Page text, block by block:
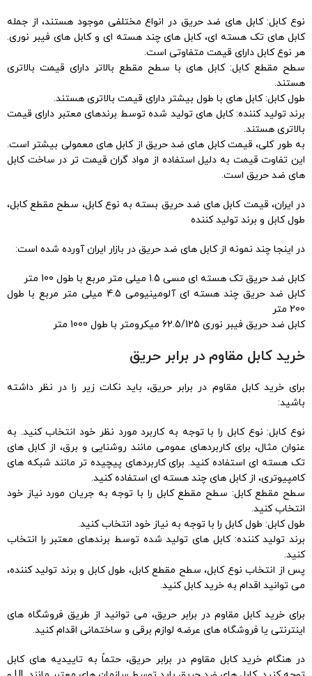
نوع کابل: کابل های ضد حریق در انواع مختلفی موجود هستند، از جمله
کابل های تک هسته ای، کابل های چند هسته ای و کابل های فیبر نوری.
هر نوع کابل دارای قیمت متفاوتی است.
سطح مقطع کابل: کابل های با سطح مقطع بالاتر دارای قیمت بالاتری
هستند.
طول کابل: کابل های با طول بیشتر دارای قیمت بالاتری هستند.
برند تولید کننده: کابل های تولید شده توسط برندهای معتبر دارای قیمت
بالاتری هستند.
به طور کلی، قیمت کابل های ضد حریق از کابل های معمولی بیشتر است.
این تفاوت قیمت به دلیل استفاده از مواد گران قیمت تر در ساخت کابل
های ضد حریق است.
در ایران، قیمت کابل های ضد حریق بسته به نوع کابل، سطح مقطع کابل،
طول کابل و برند تولید کننده
در اینجا چند نمونه از کابل های ضد حریق در بازار ایران آورده شده است:
کابل ضد حریق تک هسته ای مسی 1.5 میلی متر مربع با طول 100 متر
کابل ضد حریق چند هسته ای آلومینیومی 4.5 میلی متر مربع با طول
200 متر
کابل ضد حریق فیبر نوری 62.5/125 میکرومتر با طول 1000 متر
خرید کابل مقاوم در برابر حریق
برای خرید کابل مقاوم در برابر حریق، باید نکات زیر را در نظر داشته
باشید:
نوع کابل: نوع کابل را با توجه به کاربرد مورد نظر خود انتخاب کنید. به
عنوان مثال، برای کاربردهای عمومی مانند روشنایی و برق، از کابل های
تک هسته ای استفاده کنید. برای کاربردهای پیچیده تر مانند شبکه های
کامپیوتری، از کابل های چند هسته ای استفاده کنید.
سطح مقطع کابل: سطح مقطع کابل را با توجه به جریان مورد نیاز خود
انتخاب کنید.
طول کابل: طول کابل را با توجه به نیاز خود انتخاب کنید.
برند تولید کننده: کابل های تولید شده توسط برندهای معتبر را انتخاب
کنید.
پس از انتخاب نوع کابل، سطح مقطع کابل، طول کابل و برند تولید کننده،
می توانید اقدام به خرید کابل کنید.
برای خرید کابل مقاوم در برابر حریق، می توانید از طریق فروشگاه های
اینترنتی یا فروشگاه های عرضه لوازم برقی و ساختمانی اقدام کنید.
در هنگام خرید کابل مقاوم در برابر حریق، حتماً به تاییدیه های کابل